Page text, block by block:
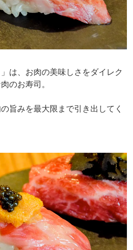
は、お肉の美味しさをダイレク
のお寿司。
旨みを最大限まで引き出してく